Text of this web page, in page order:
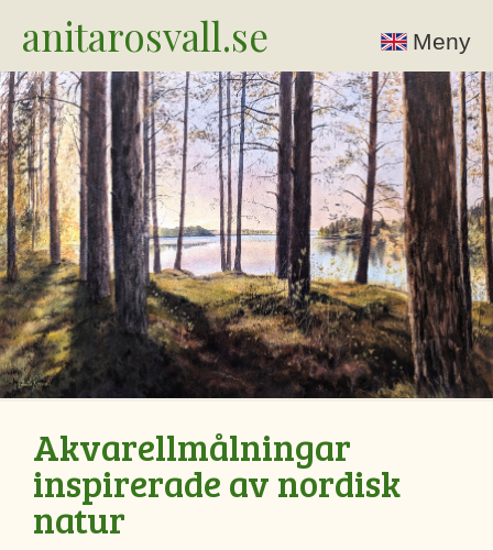
anitarosvall.se Meny
Akvarellmålningar
inspirerade av nordisk
natur